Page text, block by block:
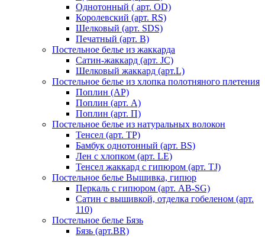
Однотонный ( арт. OD)
Королевский (арт. RS)
Шелковый (арт. SDS)
Печатный (арт. В)
Постельное белье из жаккарда
Сатин-жаккард (арт. JC)
Шелковый жаккард (арт.L)
Постельное белье из хлопка полотняного плетения
Поплин (AP)
Поплин (арт. А)
Поплин (арт. П)
Постельное белье из натуральных волокон
Тенсел (арт. ТР)
Бамбук однотонный (арт. BS)
Лен с хлопком (арт. LE)
Тенсел жаккард с гипюром (арт. TJ)
Постельное белье Вышивка, гипюр
Перкаль с гипюром (арт. AB-SG)
Сатин с вышивкой, отделка гобеленом (арт.
110)
Постельное белье Бязь
Бязь (арт.BR)